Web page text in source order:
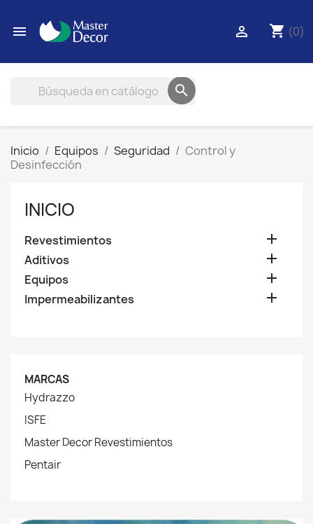
 shopping_cart (0)


Inicio Equipos Seguridad
Control y
Desinfección
INICIO
Revestimientos 
Aditivos 
Equipos 
Impermeabilizantes 
MARCAS
Hydrazzo
ISFE
Master Decor Revestimientos
Pentair